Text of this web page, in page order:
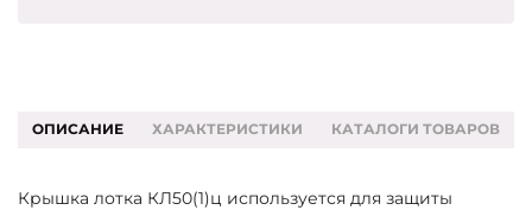
ОПИСАНИЕ ХАРАКТЕРИСТИКИ КАТАЛОГИ ТОВАРОВ
Крышка лотка КЛ50(1)ц используется для защиты